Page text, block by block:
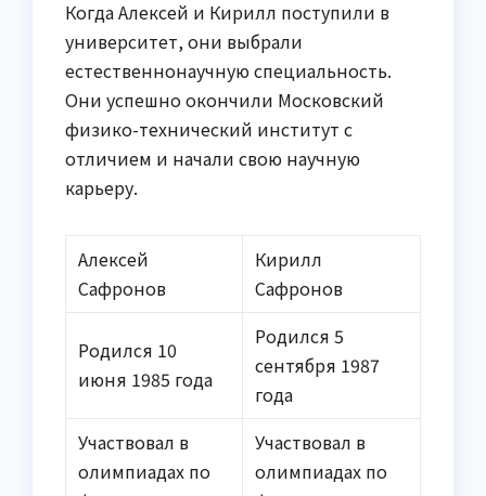
Когда Алексей и Кирилл поступили в
университет, они выбрали
естественнонаучную специальность.
Они успешно окончили Московский
физико-технический институт с
отличием и начали свою научную
карьеру.
Алексей
Сафронов
Кирилл
Сафронов
Родился 10
июня 1985 года
Родился 5
сентября 1987
года
Участвовал в
олимпиадах по
Участвовал в
олимпиадах по